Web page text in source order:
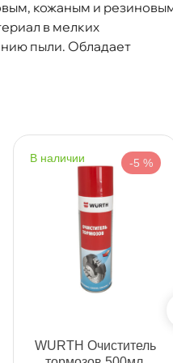
кожаным и
в мелких
пыли. Обладает
наличии -5 %
WURTH Очиститель
Срочная за 2 ч – 399 ₽